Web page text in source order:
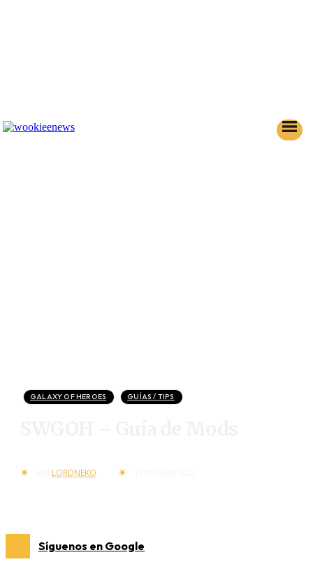
GALAXY OF HEROES GUÍAS / TIPS
LORDNEKO
Síguenos en Google